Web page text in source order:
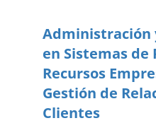
Administración
en Sistemas de
Recursos
Gestión de
Clientes